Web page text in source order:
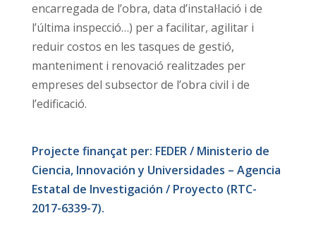
encarregada de l’obra, data d’instal·lació i de
l’última inspecció…) per a facilitar, agilitar i
reduir costos en les tasques de gestió,
manteniment i renovació realitzades per
empreses del subsector de l’obra civil i de
l’edificació.
Projecte finançat per: FEDER / Ministerio de
Ciencia, Innovación y Universidades – Agencia
Estatal de Investigación / Proyecto (RTC-
2017-6339-7).